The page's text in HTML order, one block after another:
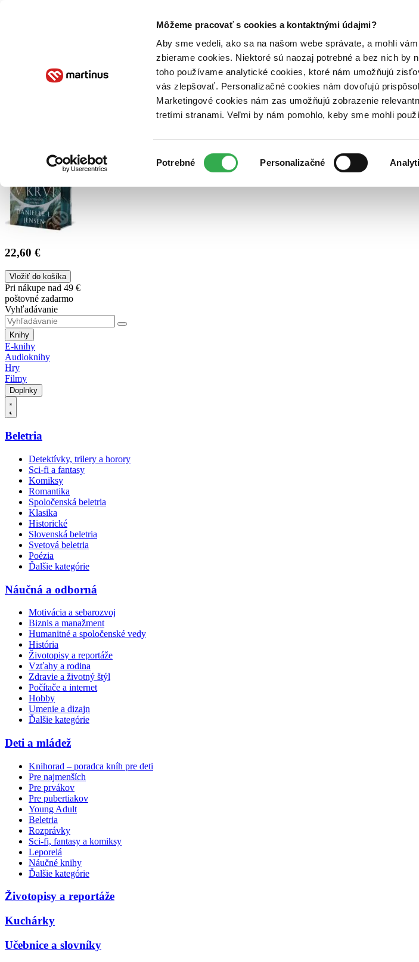
Môžeme pracovať s cookies a kontaktnými údajmi?
Aby sme vedeli, ako sa na našom webe správate, a mohli
zbierame cookies. Niektoré sú naozaj potrebné a bez nich by
toho používame analytické cookies, ktoré nám umožňujú
vás zlepšovať. Personalizačné cookies nám dovoľujú
Marketingové cookies nám zas umožňujú zobrazenie
tretími stranami. Veľmi by nám pomohlo, keby sme mohli
súhlasu
Potrebné Personalizačné
Poukážky Kontakt
22,60 €
Vložiť do košíka
Pri nákupe nad 49 €
poštovné zadarmo
Vyhľadávanie
Knihy
E-knihy
Audioknihy
Hry
Filmy
Doplnky
Beletria
Detektívky, trilery a horory
Sci-fi a fantasy
Komiksy
Romantika
Spoločenská beletria
Klasika
Historické
Slovenská beletria
Svetová beletria
Poézia
Ďalšie kategórie
Náučná a odborná
Motivácia a sebarozvoj
Biznis a manažment
Humanitné a spoločenské vedy
História
Životopisy a reportáže
Vzťahy a rodina
Zdravie a životný štýl
Počítače a internet
Hobby
Umenie a dizajn
Ďalšie kategórie
Deti a mládež
Knihorad – poradca kníh pre deti
Pre najmenších
Pre prvákov
Pre pubertiakov
Young Adult
Beletria
Rozprávky
Sci-fi, fantasy a komiksy
Leporelá
Náučné knihy
Ďalšie kategórie
Životopisy a reportáže
Kuchárky
Učebnice a slovníky